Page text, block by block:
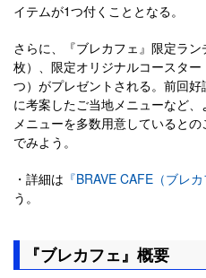
イテムが1つ付くこととなる。
さらに、『ブレカフェ』限定ラ
枚）、限定オリジナルコースタ
つ）がプレゼントされる。前回
に考案したご当地メニューなど
メニューを多数用意していると
でみよう。
・詳細は 『BRAVE CAFE（ブレ
う。
『ブレカフェ』概要